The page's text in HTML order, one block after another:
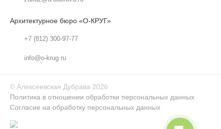
Архитектурное бюро «О-КРУГ»
+7 (812) 300-97-77
info@o-krug.ru
© Алексеевская Дубрава 2026
Политика в отношении обработки персональных данных
Согласие на обработку персональных данных